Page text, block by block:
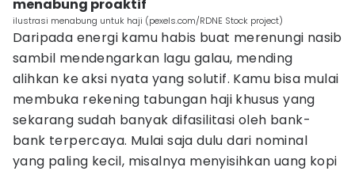
menabung proaktif
ilustrasi menabung untuk haji (pexels.com/RDNE Stock project)
Daripada energi kamu habis buat merenungi nasib
sambil mendengarkan lagu galau, mending
alihkan ke aksi nyata yang solutif. Kamu bisa mulai
membuka rekening tabungan haji khusus yang
sekarang sudah banyak difasilitasi oleh bank-
bank terpercaya. Mulai saja dulu dari nominal
yang paling kecil, misalnya menyisihkan uang kopi